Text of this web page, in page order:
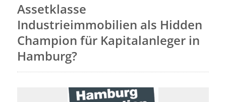
Assetklasse
Industrieimmobilien als Hidden
Champion für Kapitalanleger in
Hamburg?